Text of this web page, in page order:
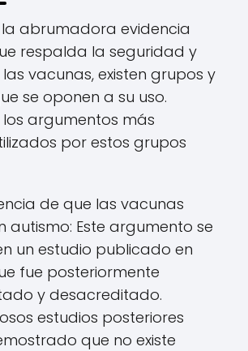
abrumadora evidencia
respalda la seguridad y
vacunas, existen grupos y
se oponen a su uso.
argumentos más
por estos grupos
de que las vacunas
autismo: Este argumento se
un estudio publicado en
fue posteriormente
y desacreditado.
estudios posteriores
que no existe